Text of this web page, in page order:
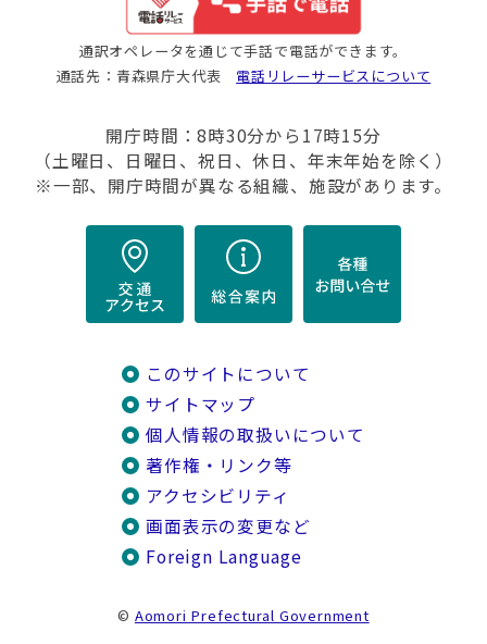
通訳オペレータを通じて手話で電話ができます。
通話先：青森県庁大代表 電話リレーサービスについて
開庁時間：8時30分から17時15分
（土曜日、日曜日、祝日、休日、年末年始を除く）
※一部、開庁時間が異なる組織、施設があります。
このサイトについて
サイトマップ
個人情報の取扱いについて
著作権・リンク等
アクセシビリティ
画面表示の変更など
Foreign Language
© Aomori Prefectural Government